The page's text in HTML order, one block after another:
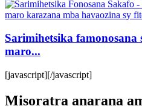
Sarimihetsika famonosana
maro...
[javascript][/javascript]
Misoratra anarana